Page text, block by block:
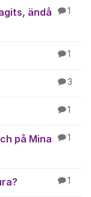
ändå
1
1
3
1
på Mina
1
1